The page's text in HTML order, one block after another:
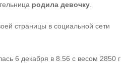
родила девочку
страницы в социальной сети
6 декабря в 8.56 с весом 2850 г